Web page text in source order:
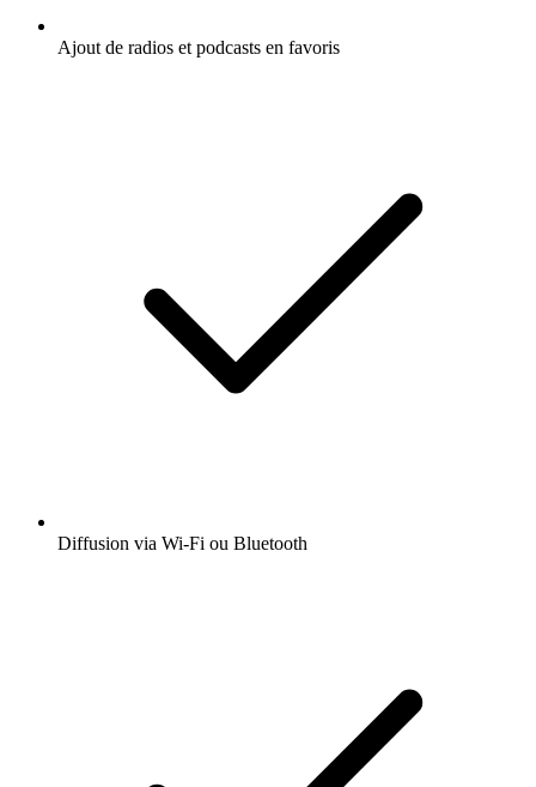
Ajout de radios et podcasts en favoris
Diffusion via Wi-Fi ou Bluetooth